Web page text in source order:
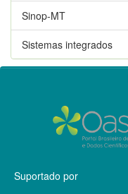
Sinop-MT
Sistemas integrados
Suportado por